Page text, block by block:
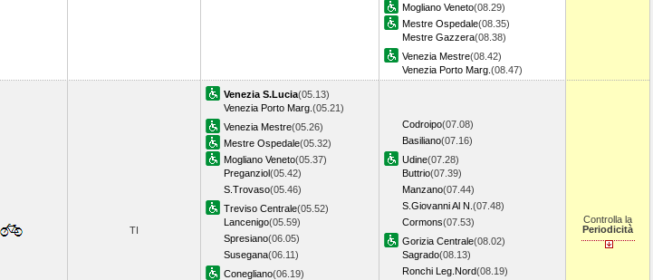
Mogliano Veneto(08.29)
Mestre Ospedale(08.35)
Mestre Gazzera(08.38)
Venezia Mestre(08.42)
Venezia Porto Marg. (08.47)
TI
Venezia S.Lucia(05.13)
Venezia Porto Marg. (05.21)
Venezia Mestre(05.26)
Mestre Ospedale(05.32)
Mogliano Veneto(05.37)
Preganziol(05.42)
S.Trovaso(05.46)
Treviso Centrale(05.52)
Lancenigo(05.59)
Spresiano(06.05)
Susegana(06.11)
Conegliano(06.19)
Codroipo(07.08)
Basiliano(07.16)
Udine(07.28)
Buttrio(07.39)
Manzano(07.44)
S.Giovanni Al N. (07.48)
Cormons(07.53)
Gorizia Centrale(08.02)
Sagrado(08.13)
Ronchi Leg.Nord(08.19)
Controlla la
Periodicità